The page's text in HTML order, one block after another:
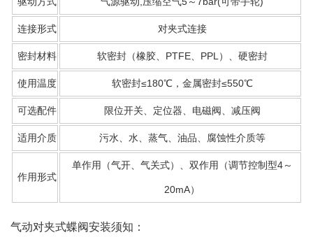
连接形式 对夹式连接
密封材料 软密封（橡胶、PTFE、PPL）、硬密封
使用温度 软密封≤180℃，金属密封≤550℃
可选配件 限位开关、定位器、电磁阀、减压阀
适用介质 污水、水、蒸气、油品、腐蚀性介质等
作用形式
单作用（气开、气关式）、双作用（调节控制型4～
20mA）
气动对夹式蝶阀安装须知：